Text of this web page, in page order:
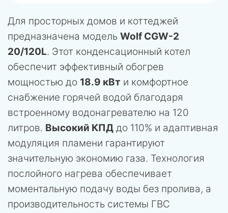
Для просторных домов и коттеджей
предназначена модель Wolf CGW-2
20/120L. Этот конденсационный котел
обеспечит эффективный обогрев
мощностью до 18.9 кВт и комфортное
снабжение горячей водой благодаря
встроенному водонагревателю на 120
литров. Высокий КПД до 110% и адаптивная
модуляция пламени гарантируют
значительную экономию газа. Технология
послойного нагрева обеспечивает
моментальную подачу воды без пролива, а
производительность системы ГВС